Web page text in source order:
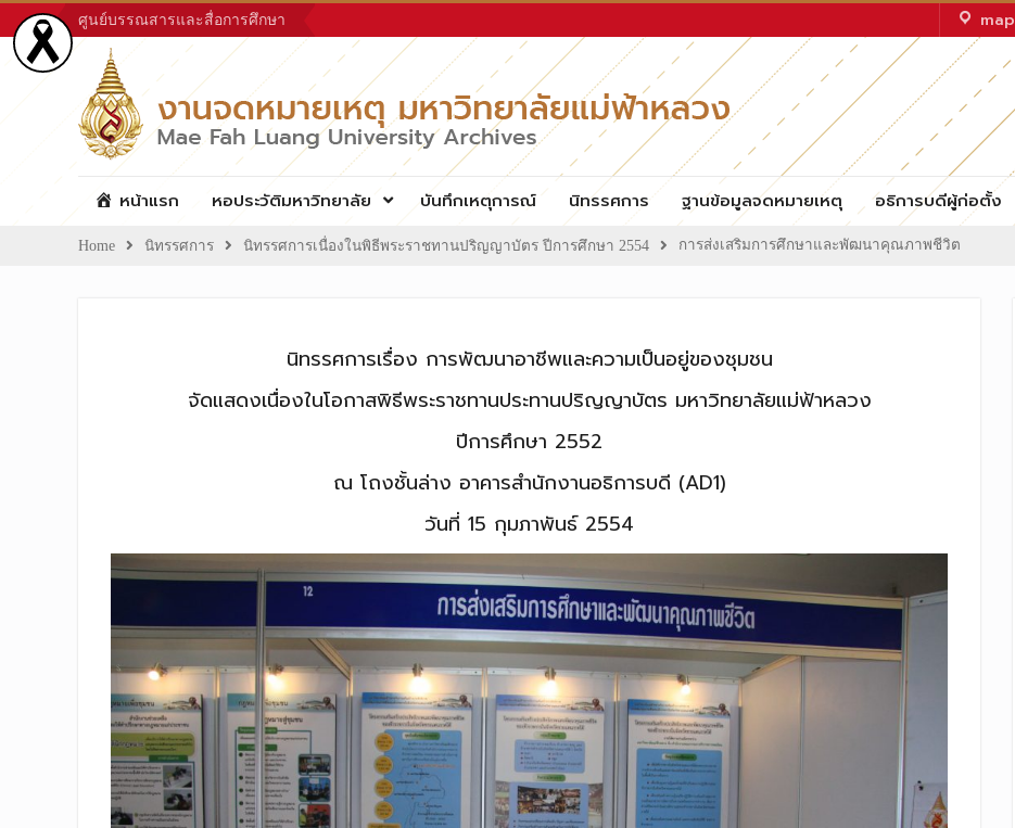
to
content
ศูนย์บรรณสารและสื่อการศึกษา map
หน้าแรก หอประวัติมหาวิทยาลัย บันทึกเหตุการณ์ นิทรรศการ ฐานข้อมูลจดหมายเหตุ อธิการบดีผู้ก่อตั้ง
Home นิทรรศการ นิทรรศการเนื่องในพิธีพระราชทานปริญญาบัตร ปีการศึกษา 2554 การส่งเสริมการศึกษาและพัฒนาคุณภาพชีวิต
นิทรรศการเรื่อง การพัฒนาอาชีพและความเป็นอยู่ของชุมชน
จัดแสดงเนื่องในโอกาสพิธีพระราชทานประทานปริญญาบัตร มหาวิทยาลัยแม่ฟ้าหลวง
ปีการศึกษา 2552
ณ โถงชั้นล่าง อาคารสำนักงานอธิการบดี (AD1)
วันที่ 15 กุมภาพันธ์ 2554